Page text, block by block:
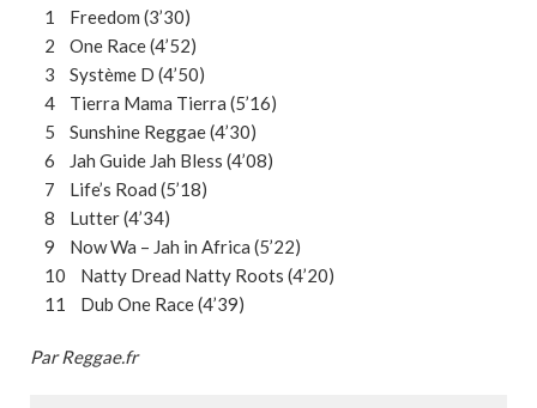
1 Freedom (3’30)
2 One Race (4’52)
3 Système D (4’50)
4 Tierra Mama Tierra (5’16)
5 Sunshine Reggae (4’30)
6 Jah Guide Jah Bless (4’08)
7 Life’s Road (5’18)
8 Lutter (4’34)
9 Now Wa – Jah in Africa (5’22)
10 Natty Dread Natty Roots (4’20)
11 Dub One Race (4’39)
Par Reggae.fr